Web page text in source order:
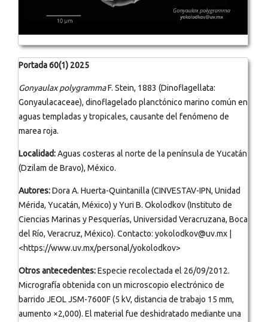
Portada 60(1) 2025
Gonyaulax polygrammaF. Stein, 1883 (Dinoflagellata:
Gonyaulacaceae), dinoflagelado planctónico marino común en
aguas templadas y tropicales, causante del fenómeno de
marea roja.
Localidad:Aguas costeras al norte de la península de Yucatán
(Dzilam de Bravo), México.
Autores:Dora A. Huerta-Quintanilla (CINVESTAV-IPN, Unidad
Mérida, Yucatán, México) y Yuri B. Okolodkov (Instituto de
Ciencias Marinas y Pesquerías, Universidad Veracruzana, Boca
del Río, Veracruz, México). Contacto: yokolodkov@uv.mx |
<https://www.uv.mx/personal/yokolodkov>
Otros antecedentes:Especie recolectada el 26/09/2012.
Micrografía obtenida con un microscopio electrónico de
barrido JEOL JSM-7600F (5 kV, distancia de trabajo 15 mm,
aumento ×2,000). El material fue deshidratado mediante una